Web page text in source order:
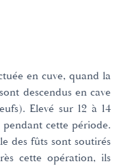
en cuve, quand la
descendus en cave
Elevé sur 12 à 14
cette période.
des fûts sont soutirés
cette opération, ils